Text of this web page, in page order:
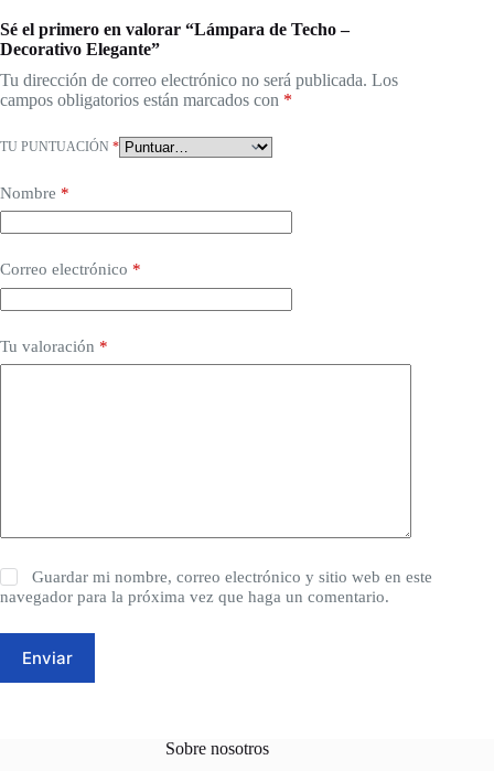
Sé el primero en valorar “Lámpara de Techo –
Decorativo Elegante”
Tu dirección de correo electrónico no será publicada. Los
campos obligatorios están marcados con *
TU PUNTUACIÓN *
Nombre *
Correo electrónico *
Tu valoración *
Guardar mi nombre, correo electrónico y sitio web en este
navegador para la próxima vez que haga un comentario.
Enviar
Sobre nosotros